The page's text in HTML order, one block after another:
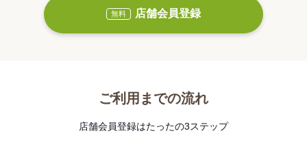
無料 店舗会員登録
ご利用までの流れ
店舗会員登録はたったの3ステップ